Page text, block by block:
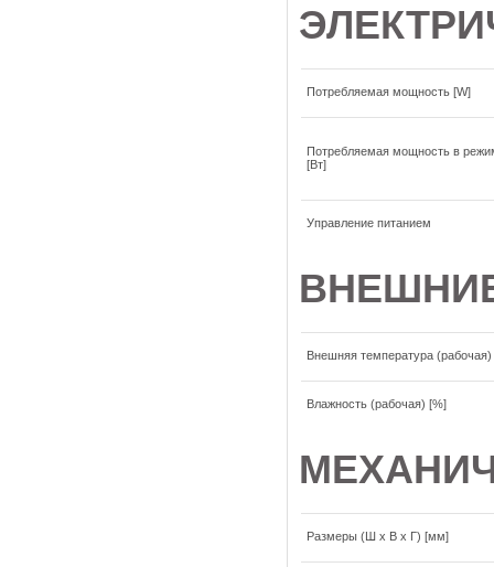
Потребляемая мощность [W]
Потребляемая мощность в
[Вт]
Управление питанием
Внешняя температура (рабочая)
Влажность (рабочая) [%]
Размеры (Ш x В x Г) [мм]